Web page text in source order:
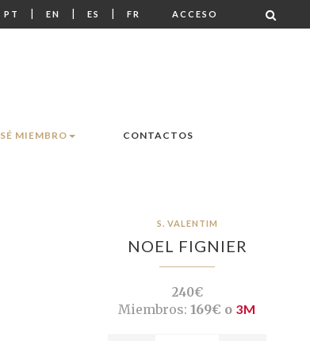
PT | EN | ES | FR ACCESO
SÉ MIEMBRO CONTACTOS
S. VALENTIM
NOEL FIGNIER
240€
Miembros: 169€ o 3M